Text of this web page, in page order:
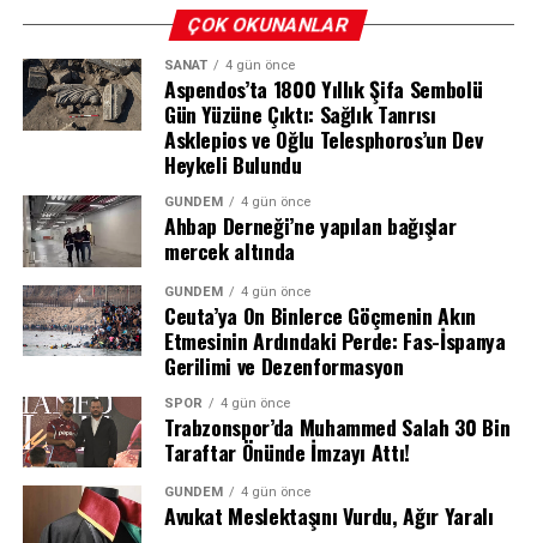
veya kapalı ortamda buharlaşması ciddi patlamalara ve
kimyasal yanıklara yol açabilir. Uzmanlar, bu ürünlerin
mutlaka kullanım kılavuzuna uygun şekilde ve gerekli
önlemler alınarak kullanılması gerektiği konusunda
uyarıyor.
REKLAM
Tüp bebek tedavisi kararı alan Doğan çifti, bu uğurda
oturdukları evi satarak tüm imkânlarını seferber etti. 6
yıl önce dünyaya gelen ikiz kızlarına Tekbir Gül ve Havva
Gül adını verdiler. 71 yaşında baba olmanın mutluluğunu
yaşayan Abuzer Doğan, hayatının değişimini şu sözlerle
“Eskiden işten eve geldiğimde kahveye gider, gece geç
saatlere kadar vakit geçirirdim. Şimdi ise işten çıkar
çıkmaz eve geliyor, çocuklarımla ilgileniyorum.
ÇOK OKUNANLAR
SANAT 4 gün önce
Aspendos’ta 1800 Yıllık Şifa Sembolü
Gün Yüzüne Çıktı: Sağlık Tanrısı
Asklepios ve Oğlu Telesphoros’un Dev
Heykeli Bulundu
GÜNDEM 4 gün önce
Ahbap Derneği’ne yapılan bağışlar
mercek altında
GÜNDEM 4 gün önce
Ceuta’ya On Binlerce Göçmenin Akın
Etmesinin Ardındaki Perde: Fas-İspanya
Gerilimi ve Dezenformasyon
SPOR 4 gün önce
Trabzonspor’da Muhammed Salah 30 Bin
Taraftar Önünde İmzayı Attı!
GÜNDEM 4 gün önce
Avukat Meslektaşını Vurdu, Ağır Yaralı